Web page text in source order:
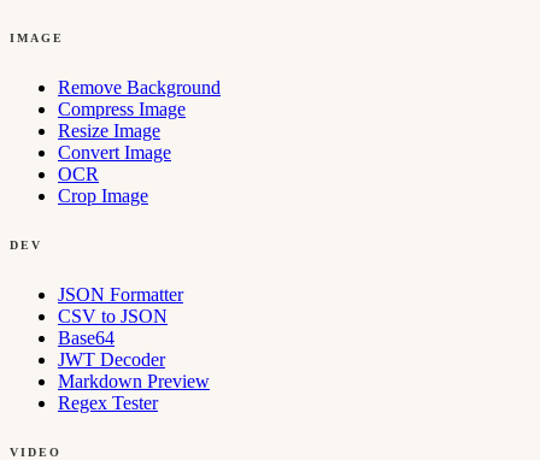
IMAGE
Remove Background
Compress Image
Resize Image
Convert Image
OCR
Crop Image
DEV
JSON Formatter
CSV to JSON
Base64
JWT Decoder
Markdown Preview
Regex Tester
VIDEO